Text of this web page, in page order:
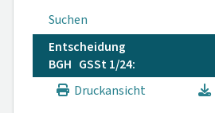
Suchen
Entscheidung
BGH GSSt 1/24:
Druckansicht